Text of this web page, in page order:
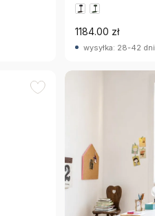
1184.00 zł
wysyłka: 28-42 dni